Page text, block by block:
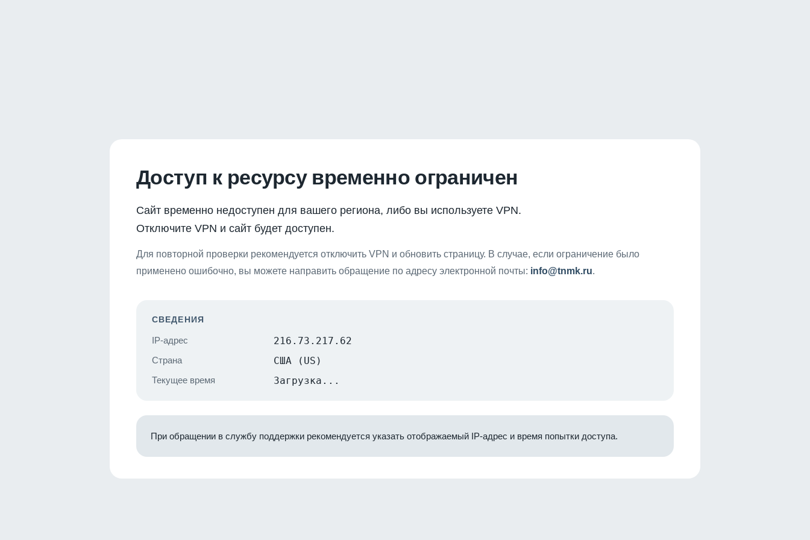
Доступ к ресурсу временно ограничен
Сайт временно недоступен для вашего региона, либо вы используете VPN.
Отключите VPN и сайт будет доступен.
Для повторной проверки рекомендуется отключить VPN и обновить страницу. В случае, если ограничение было
применено ошибочно, вы можете направить обращение по адресу электронной почты: info@tnmk.ru.
СВЕДЕНИЯ
IP-адрес 216.73.217.62
Страна США (US)
Текущее время Загрузка...
При обращении в службу поддержки рекомендуется указать отображаемый IP-адрес и время попытки доступа.